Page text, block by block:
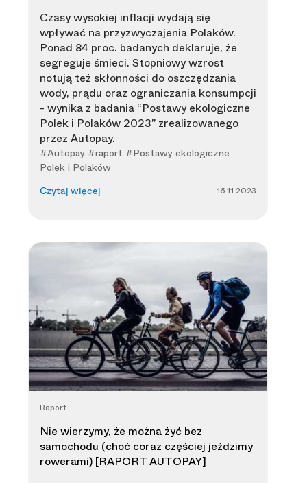
Czasy wysokiej inflacji wydają się
wpływać na przyzwyczajenia Polaków.
Ponad 84 proc. badanych deklaruje, że
segreguje śmieci. Stopniowy wzrost
notują też skłonności do oszczędzania
wody, prądu oraz ograniczania konsumpcji
- wynika z badania “Postawy ekologiczne
Polek i Polaków 2023” zrealizowanego
przez Autopay.
#Autopay #raport #Postawy ekologiczne
Polek i Polaków
Czytaj więcej 16.11.2023
Raport
Nie wierzymy, że można żyć bez
samochodu (choć coraz częściej jeździmy
rowerami) [RAPORT AUTOPAY]